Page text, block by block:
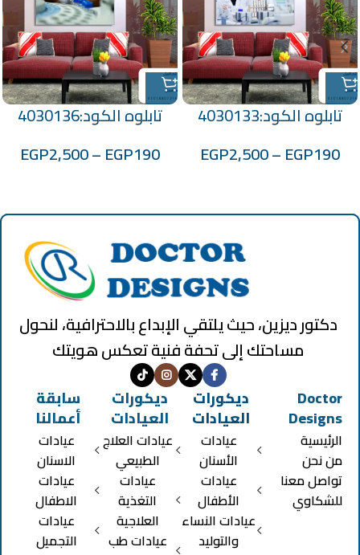
تابلوه الكود:4030133
EGP190
–
EGP2,500
تابلوه الكود:4030136
EGP190
–
EGP2,500
دكتور ديزين، حيث يلتقي الإبداع بالاحترافية، لنحول
مساحتك إلى تحفة فنية تعكس هويتك
Doctor
Designs
الرئيسية
من نحن
تواصل معنا
للشكاوي
ديكورات
العيادات
عيادات
الأسنان
عيادات
الأطفال
عيادات النساء
والتوليد
ديكورات
العيادات
عيادات العلاج
الطبيعي
عيادات
التغذية
العلاجية
عيادات طب
سابقة
أعمالنا
عيادات
الاسنان
عيادات
الاطفال
عيادات
التجميل